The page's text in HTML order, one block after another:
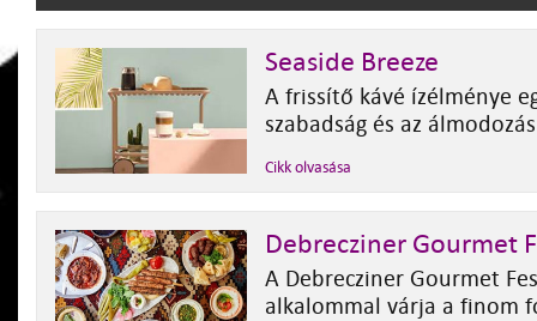
Seaside Breeze
A frissítő kávé ízélménye
szabadság és az
Cikk olvasása
Debrecziner Gourmet
A Debrecziner Gourmet
alkalommal várja a finom